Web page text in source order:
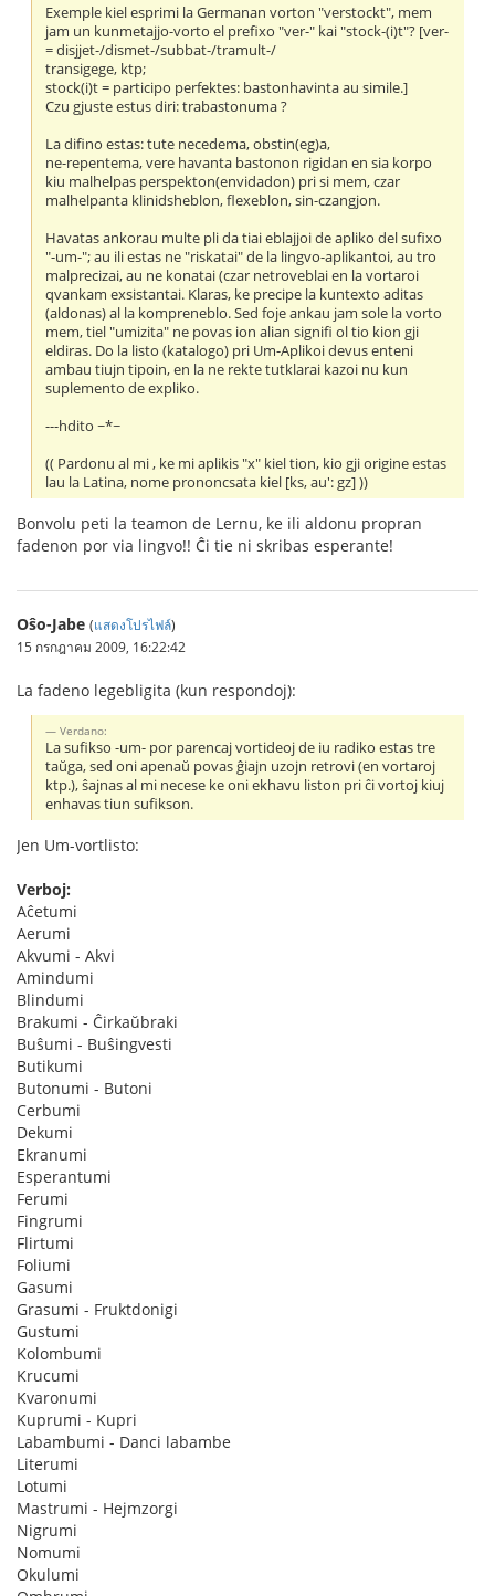
Exemple kiel esprimi la Germanan vorton "verstockt", mem
jam un kunmetajjo-vorto el prefixo "ver-" kai "stock-(i)t"? [ver-
= disjjet-/dismet-/subbat-/tramult-/
transigege, ktp;
stock(i)t = participo perfektes: bastonhavinta au simile.]
Czu gjuste estus diri: trabastonuma ?
La difino estas: tute necedema, obstin(eg)a,
ne-repentema, vere havanta bastonon rigidan en sia korpo
kiu malhelpas perspekton(envidadon) pri si mem, czar
malhelpanta klinidsheblon, flexeblon, sin-czangjon.
Havatas ankorau multe pli da tiai eblajjoi de apliko del sufixo
"-um-"; au ili estas ne "riskatai" de la lingvo-aplikantoi, au tro
malprecizai, au ne konatai (czar netroveblai en la vortaroi
qvankam exsistantai. Klaras, ke precipe la kuntexto aditas
(aldonas) al la kompreneblo. Sed foje ankau jam sole la vorto
mem, tiel "umizita" ne povas ion alian signifi ol tio kion gji
eldiras. Do la listo (katalogo) pri Um-Aplikoi devus enteni
ambau tiujn tipoin, en la ne rekte tutklarai kazoi nu kun
suplemento de expliko.
---hdito ~*~
(( Pardonu al mi , ke mi aplikis "x" kiel tion, kio gji origine estas
lau la Latina, nome prononcsata kiel [ks, au': gz] ))
Bonvolu peti la teamon de Lernu, ke ili aldonu propran
fadenon por via lingvo!! Ĉi tie ni skribas esperante!
Oŝo-Jabe (แสดงโปรไฟล์)
15 กรกฎาคม 2009, 16:22:42
La fadeno legebligita (kun respondoj):
Verdano:
La sufikso -um- por parencaj vortideoj de iu radiko estas tre
taŭga, sed oni apenaŭ povas ĝiajn uzojn retrovi (en vortaroj
ktp.), ŝajnas al mi necese ke oni ekhavu liston pri ĉi vortoj kiuj
enhavas tiun sufikson.
Jen Um-vortlisto:
Verboj:
Aĉetumi
Aerumi
Akvumi - Akvi
Amindumi
Blindumi
Brakumi - Ĉirkaŭbraki
Buŝumi - Buŝingvesti
Butikumi
Butonumi - Butoni
Cerbumi
Dekumi
Ekranumi
Esperantumi
Ferumi
Fingrumi
Flirtumi
Foliumi
Gasumi
Grasumi - Fruktdonigi
Gustumi
Kolombumi
Krucumi
Kvaronumi
Kuprumi - Kupri
Labambumi - Danci labambe
Literumi
Lotumi
Mastrumi - Hejmzorgi
Nigrumi
Nomumi
Okulumi